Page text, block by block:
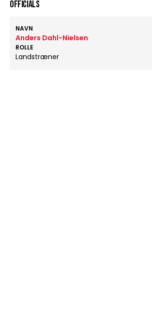
OFFICIALS
NAVN
Anders Dahl-Nielsen
ROLLE
Landstræner